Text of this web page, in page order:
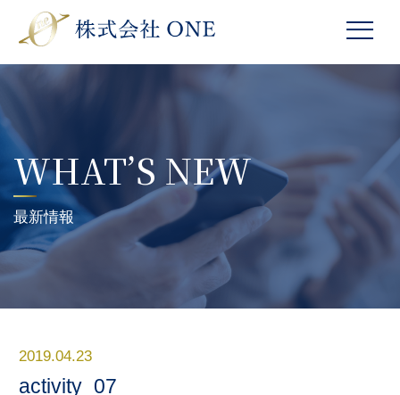
WHAT’S NEW
最新情報
2019.04.23
activity_07